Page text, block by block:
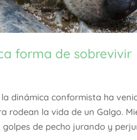
forma de sobrevivir
dinámica conformista ha
rodean la vida de un Galgo.
de pecho jurando y